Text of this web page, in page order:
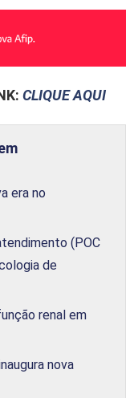
CLIQUE AQUI
era no
(POC
de
renal em
nova